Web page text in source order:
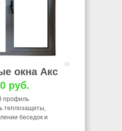
окна Акс
руб.
профиль
теплозащиты,
беседок и